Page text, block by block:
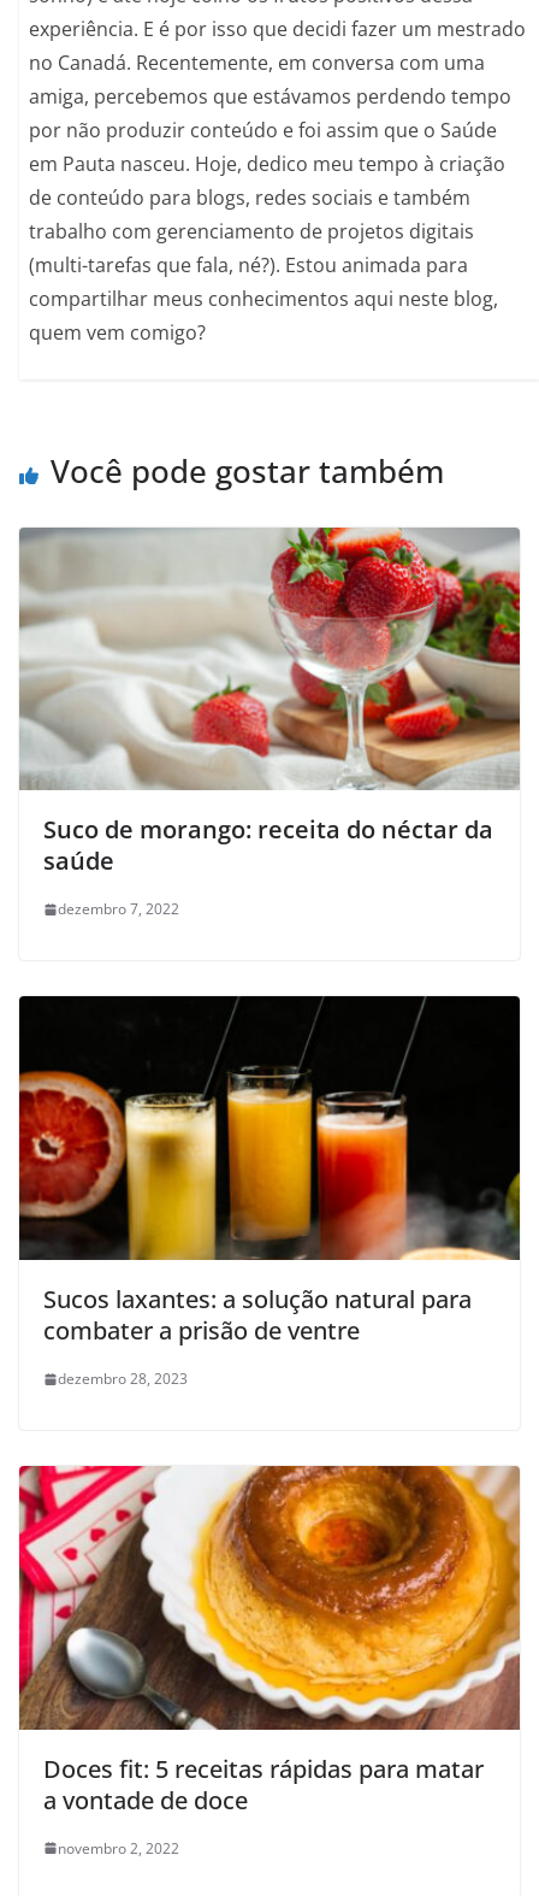
experiência. E é por isso que decidi fazer um mestrado
no Canadá. Recentemente, em conversa com uma
amiga, percebemos que estávamos perdendo tempo
por não produzir conteúdo e foi assim que o Saúde
em Pauta nasceu. Hoje, dedico meu tempo à criação
de conteúdo para blogs, redes sociais e também
trabalho com gerenciamento de projetos digitais
(multi-tarefas que fala, né?). Estou animada para
compartilhar meus conhecimentos aqui neste blog,
quem vem comigo?
Você pode gostar também
Suco de morango: receita do néctar da
saúde
dezembro 7, 2022
Sucos laxantes: a solução natural para
combater a prisão de ventre
dezembro 28, 2023
Doces fit: 5 receitas rápidas para matar
a vontade de doce
novembro 2, 2022